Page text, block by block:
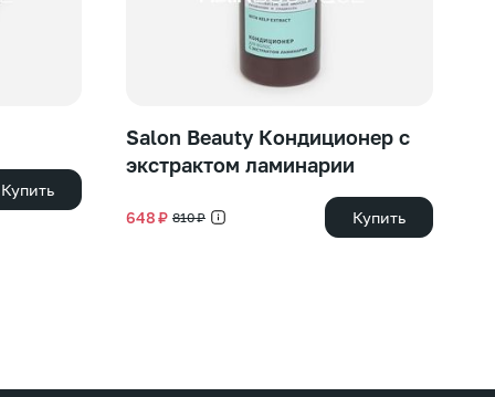
Купить
Salon Beauty Кондиционер с
экстрактом ламинарии
648 ₽ 810 ₽ Купить